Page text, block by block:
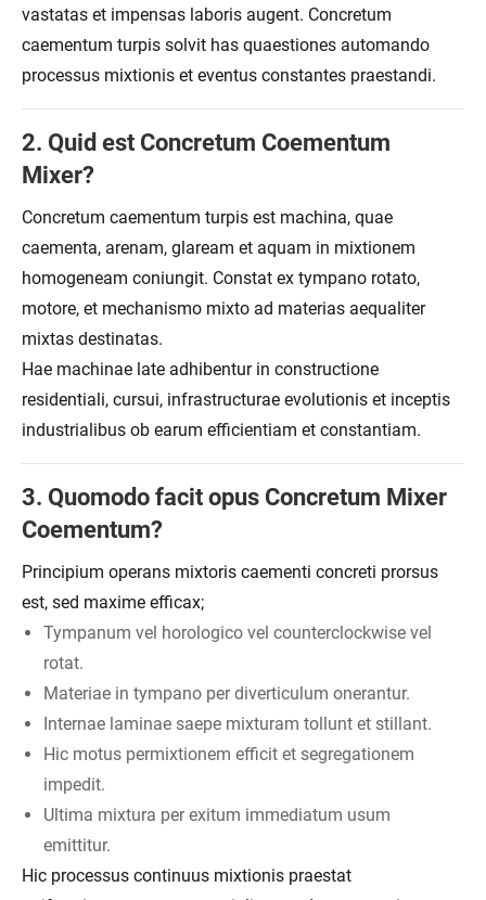
vastatas et impensas laboris augent. Concretum
caementum turpis solvit has quaestiones automando
processus mixtionis et eventus constantes praestandi.
2. Quid est Concretum Coementum
Mixer?
Concretum caementum turpis est machina, quae
caementa, arenam, glaream et aquam in mixtionem
homogeneam coniungit. Constat ex tympano rotato,
motore, et mechanismo mixto ad materias aequaliter
mixtas destinatas.
Hae machinae late adhibentur in constructione
residentiali, cursui, infrastructurae evolutionis et inceptis
industrialibus ob earum efficientiam et constantiam.
3. Quomodo facit opus Concretum Mixer
Coementum?
Principium operans mixtoris caementi concreti prorsus
est, sed maxime efficax;
Tympanum vel horologico vel counterclockwise vel
rotat.
Materiae in tympano per diverticulum onerantur.
Internae laminae saepe mixturam tollunt et stillant.
Hic motus permixtionem efficit et segregationem
impedit.
Ultima mixtura per exitum immediatum usum
emittitur.
Hic processus continuus mixtionis praestat